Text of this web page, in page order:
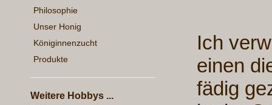
Philosophie
Unser Honig
Königinnenzucht
Produkte
Weitere Hobbys ...
Ich
einen
fädig